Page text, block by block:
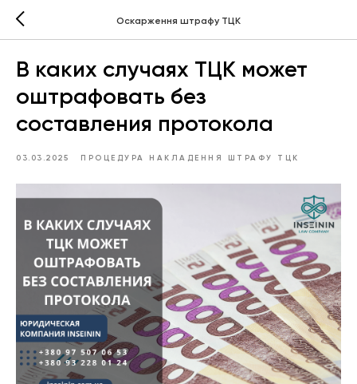
Оскарження штрафу ТЦК
В каких случаях ТЦК может
оштрафовать без
составления протокола
03.03.2025 ПРОЦЕДУРА НАКЛАДЕННЯ ШТРАФУ ТЦК